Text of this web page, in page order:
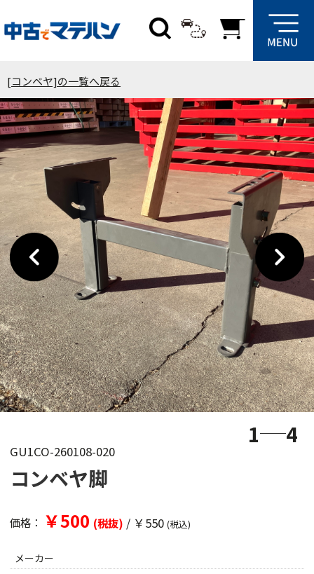
[コンベヤ]の一覧へ戻る
1 4
GU1CO-260108-020
コンベヤ脚
価格： ￥500 (税抜) / ￥550 (税込)
メーカー